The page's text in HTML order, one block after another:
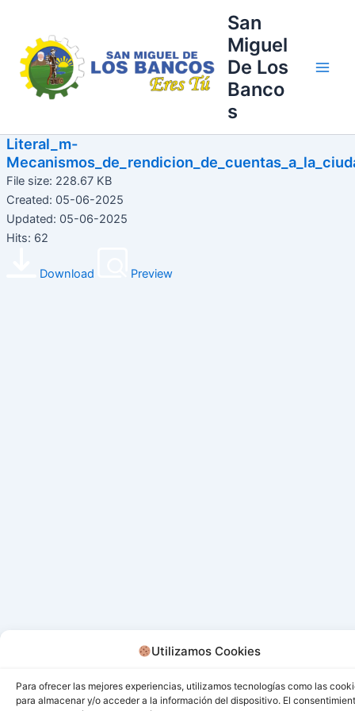
Utilizamos Cookies
Para ofrecer las mejores experiencias, utilizamos tecnologías como las
para almacenar y/o acceder a la información del dispositivo. El
contenido
San
Miguel
De Los
Banco
s
Literal_m-
File size: 228.67 KB
Created: 05-06-2025
Updated: 05-06-2025
Hits: 62
Download Preview